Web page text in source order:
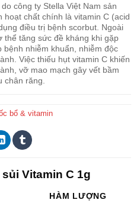
công ty Stella Việt Nam sản
hoạt chất chính là vitamin C (acid
điều trị bệnh scorbut. Ngoài
thể tăng sức đề kháng khi gặp
bệnh nhiễm khuẩn, nhiễm độc
Việc thiếu hụt vitamin C khiến
vỡ mao mạch gây vết bầm
chân răng.
bổ & vitamin
Vitamin C 1g
HÀM LƯỢNG